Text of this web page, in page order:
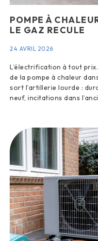
POMPE À
LE GAZ RECULE
24 AVRIL 2026
L’électrification à tout
de la pompe à chaleur
sort l’artillerie lourde :
neuf, incitations dans